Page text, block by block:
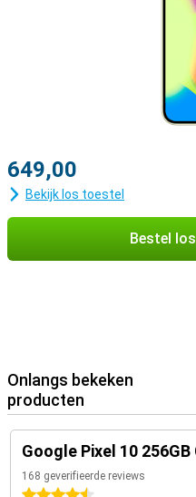
649,00
Bekijk los toestel
Bestel
Onlangs bekeken
producten
Google Pixel 10 256GB
168 geverifieerde reviews